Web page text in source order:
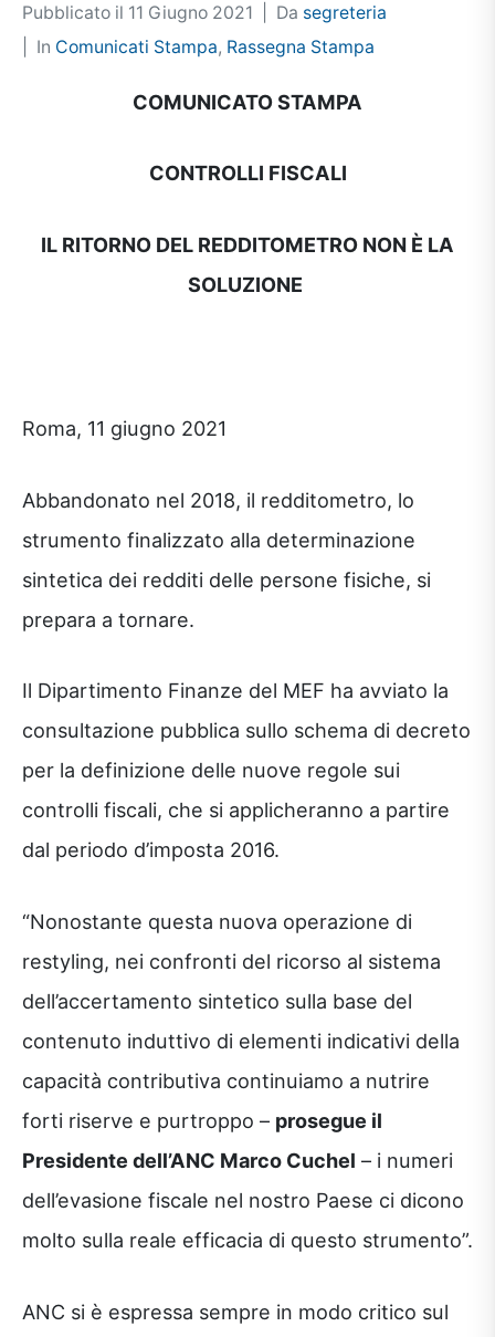
Pubblicato il 11 Giugno 2021 Da segreteria
In Comunicati Stampa, Rassegna Stampa
COMUNICATO STAMPA
CONTROLLI FISCALI
IL RITORNO DEL REDDITOMETRO NON È LA
SOLUZIONE
Roma, 11 giugno 2021
Abbandonato nel 2018, il redditometro, lo
strumento finalizzato alla determinazione
sintetica dei redditi delle persone fisiche, si
prepara a tornare.
Il Dipartimento Finanze del MEF ha avviato la
consultazione pubblica sullo schema di decreto
per la definizione delle nuove regole sui
controlli fiscali, che si applicheranno a partire
dal periodo d’imposta 2016.
“Nonostante questa nuova operazione di
restyling, nei confronti del ricorso al sistema
dell’accertamento sintetico sulla base del
contenuto induttivo di elementi indicativi della
capacità contributiva continuiamo a nutrire
forti riserve e purtroppo – prosegue il
Presidente dell’ANC Marco Cuchel – i numeri
dell’evasione fiscale nel nostro Paese ci dicono
molto sulla reale efficacia di questo strumento”.
ANC si è espressa sempre in modo critico sul